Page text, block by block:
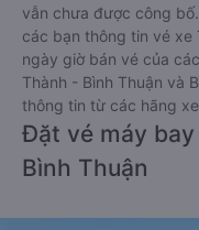
vẫn chưa được công
các bạn thông tin vé xe
ngày giờ bán vé của
Thành - Bình Thuận và
thông tin từ các hãng
Đặt vé máy
Bình Thuận